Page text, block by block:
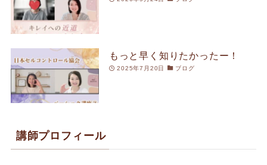
もっと早く知りたかったー！
2025年7月20日 ブログ
講師プロフィール